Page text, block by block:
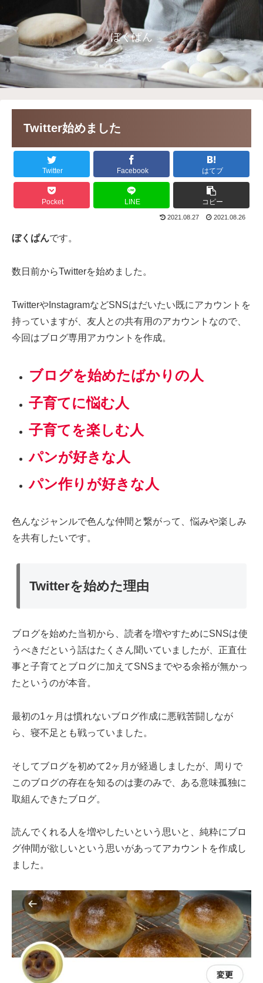
ぼくぱん
Twitter始めました
Twitter Facebook はてブ
Pocket LINE コピー
2021.08.27 2021.08.26
ぼくぱんです。
数日前からTwitterを始めました。
TwitterやInstagramなどSNSはだいたい既にアカウントを
持っていますが、友人との共有用のアカウントなので、
今回はブログ専用アカウントを作成。
ブログを始めたばかりの人
子育てに悩む人
子育てを楽しむ人
パンが好きな人
パン作りが好きな人
色んなジャンルで色んな仲間と繋がって、悩みや楽しみ
を共有したいです。
Twitterを始めた理由
ブログを始めた当初から、読者を増やすためにSNSは使
うべきだという話はたくさん聞いていましたが、正直仕
事と子育てとブログに加えてSNSまでやる余裕が無かっ
たというのが本音。
最初の1ヶ月は慣れないブログ作成に悪戦苦闘しなが
ら、寝不足とも戦っていました。
そしてブログを初めて2ヶ月が経過しましたが、周りで
このブログの存在を知るのは妻のみで、ある意味孤独に
取組んできたブログ。
読んでくれる人を増やしたいという思いと、純粋にブロ
グ仲間が欲しいという思いがあってアカウントを作成し
ました。